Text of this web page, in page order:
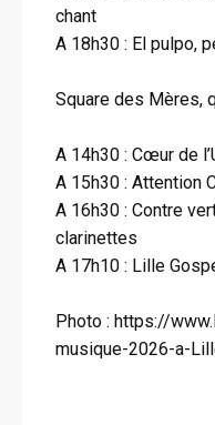
chant
A 18h30 : El pulpo,
Square des Mères,
A 14h30 : Cœur de
A 15h30 : Attention
A 16h30 : Contre
clarinettes
A 17h10 : Lille
Photo : https://
musique-2026-a-